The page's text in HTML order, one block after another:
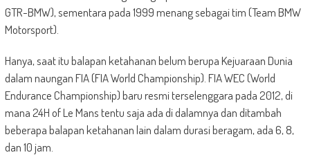
GTR-BMW), sementara pada 1999 menang sebagai tim (Team BMW
Motorsport).
Hanya, saat itu balapan ketahanan belum berupa Kejuaraan Dunia
dalam naungan FIA (FIA World Championship). FIA WEC (World
Endurance Championship) baru resmi terselenggara pada 2012, di
mana 24H of Le Mans tentu saja ada di dalamnya dan ditambah
beberapa balapan ketahanan lain dalam durasi beragam, ada 6, 8,
dan 10 jam.